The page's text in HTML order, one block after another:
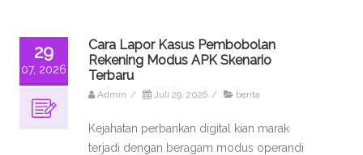
29
07, 2026
Cara Lapor Kasus Pembobolan
Rekening Modus APK Skenario
Terbaru
Admin / Juli 29, 2026 / berita
Kejahatan perbankan digital kian marak
terjadi dengan beragam modus operandi